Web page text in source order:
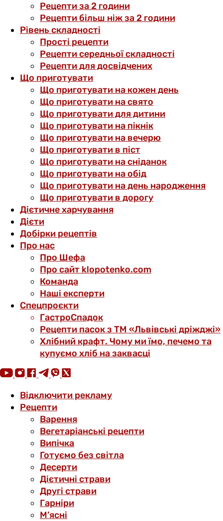
Рецепти за 2 години
Рецепти більш ніж за 2 години
Рівень складності
Прості рецепти
Рецепти середньої складності
Рецепти для досвідчених
Що приготувати
Що приготувати на кожен день
Що приготувати на свято
Що приготувати для дитини
Що приготувати на пікнік
Що приготувати на вечерю
Що приготувати в піст
Що приготувати на сніданок
Що приготувати на обід
Що приготувати на день народження
Що приготувати в дорогу
Дієтичне харчування
Дієти
Добірки рецептів
Про нас
Про Шефа
Про сайт klopotenko.com
Команда
Наші експерти
Спецпроєкти
ГастроСпадок
Рецепти пасок з ТМ «Львівські дріжджі»
Хлібний крафт. Чому ми їмо, печемо та
купуємо хліб на заквасці
Відключити рекламу
Рецепти
Варення
Вегетаріанські рецепти
Випічка
Готуємо без світла
Десерти
Дієтичні страви
Другі страви
Гарніри
М’ясні